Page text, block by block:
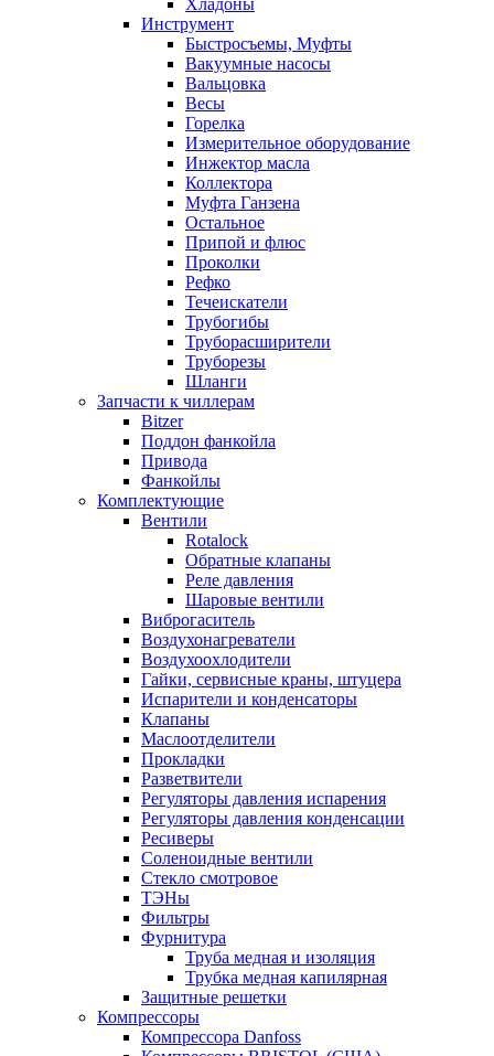
Хладоны
Инструмент
Быстросъемы, Муфты
Вакуумные насосы
Вальцовка
Весы
Горелка
Измерительное оборудование
Инжектор масла
Коллектора
Муфта Ганзена
Остальное
Припой и флюс
Проколки
Рефко
Течеискатели
Трубогибы
Труборасширители
Труборезы
Шланги
Запчасти к чиллерам
Bitzer
Поддон фанкойла
Привода
Фанкойлы
Комплектующие
Вентили
Rotalock
Обратные клапаны
Реле давления
Шаровые вентили
Виброгаситель
Воздухонагреватели
Воздухоохлодители
Гайки, сервисные краны, штуцера
Испарители и конденсаторы
Клапаны
Маслоотделители
Прокладки
Разветвители
Регуляторы давления испарения
Регуляторы давления конденсации
Ресиверы
Соленоидные вентили
Стекло смотровое
ТЭНы
Фильтры
Фурнитура
Труба медная и изоляция
Трубка медная капилярная
Защитные решетки
Компрессоры
Компрессора Danfoss